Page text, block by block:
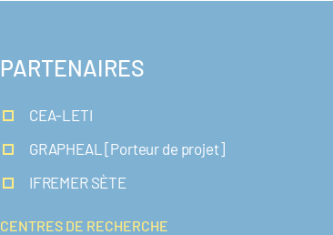
PARTENAIRES
CEA-LETI
GRAPHEAL [Porteur de projet]
IFREMER SÈTE
CENTRES DE RECHERCHE